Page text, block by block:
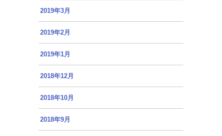
2019年3月
2019年2月
2019年1月
2018年12月
2018年10月
2018年9月